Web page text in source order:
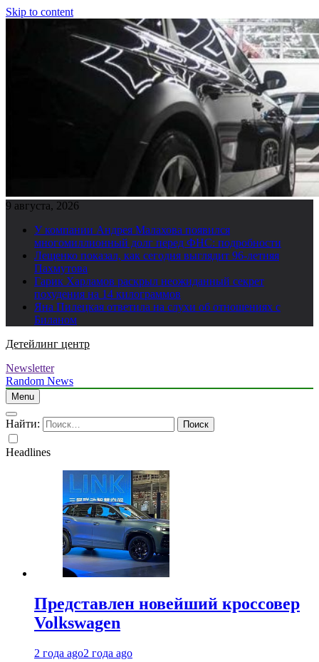
Skip to content
9 августа, 2026
У компании Андрея Малахова появился
многомиллионный долг перед ФНС: подробности
Лещенко показал, как сегодня выглядит 96-летняя
Пахмутова
Гарик Харламов раскрыл неожиданный секрет
похудения на 14 килограммов
Яна Пилецкая ответила на слухи об отношениях с
Биланом
Детейлинг центр
Newsletter
Random News
Menu
Найти:
Headlines
Представлен новейший кроссовер
Volkswagen
2 года ago2 года ago